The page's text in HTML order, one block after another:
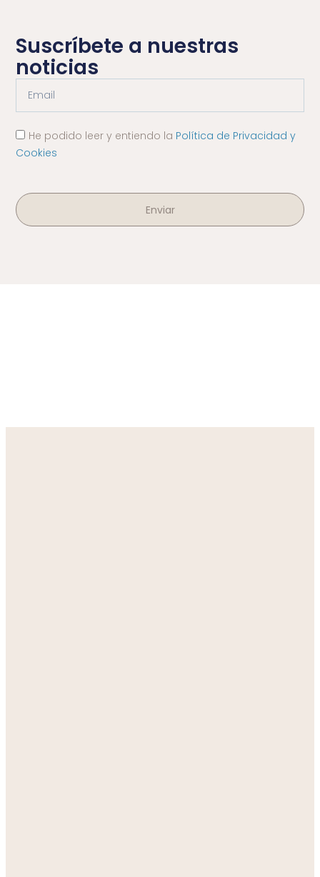
Suscríbete a nuestras
noticias
He podido leer y entiendo la Política de Privacidad y
Cookies
Enviar